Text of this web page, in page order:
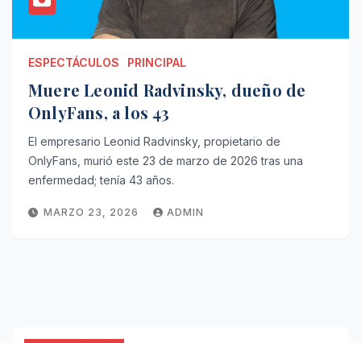
ESPECTÁCULOS PRINCIPAL
Muere Leonid Radvinsky, dueño de
OnlyFans, a los 43
El empresario Leonid Radvinsky, propietario de
OnlyFans, murió este 23 de marzo de 2026 tras una
enfermedad; tenía 43 años.
MARZO 23, 2026 ADMIN